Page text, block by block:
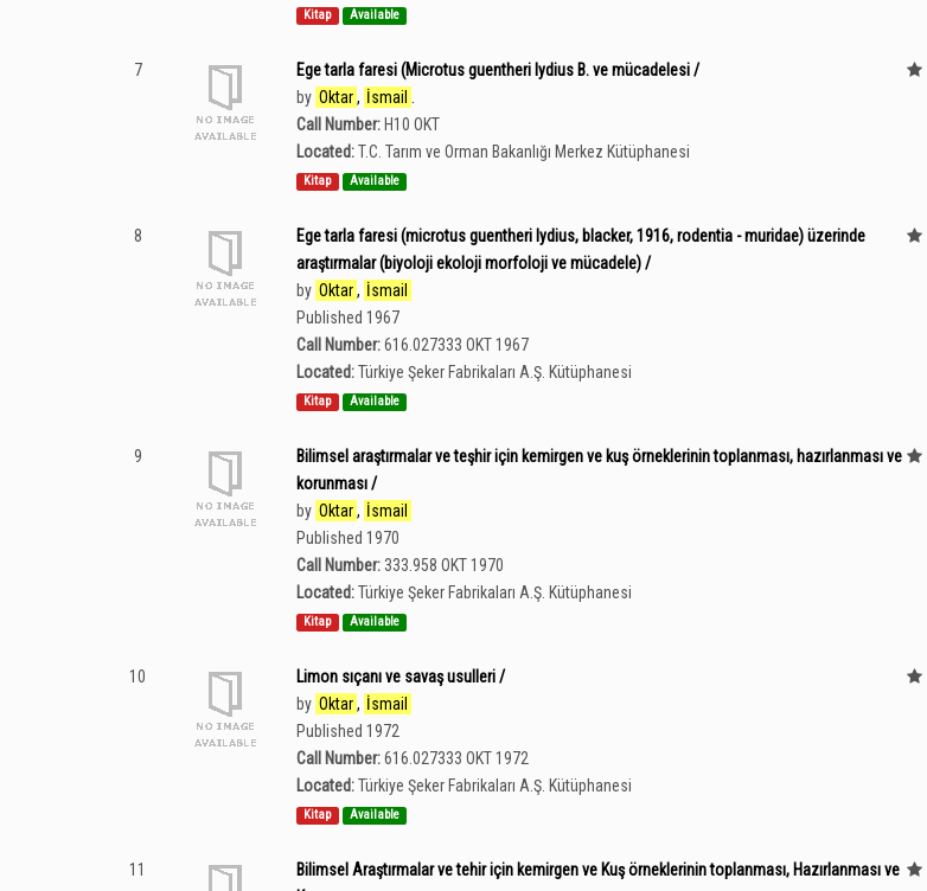
Kitap Available
7
Ege tarla faresi (Microtus guentheri lydius B. ve mücadelesi /
by Oktar , İsmail
Call Number: H10 OKT
Located:T.C. Tarım ve Orman Bakanlığı Merkez Kütüphanesi
Kitap Available
8
Ege tarla faresi (microtus guentheri lydius, blacker, 1916, rodentia - muridae) üzerinde
araştırmalar (biyoloji ekoloji morfoloji ve mücadele) /
by Oktar , İsmail
Published 1967
Call Number:616.027333 OKT 1967
Located:Türkiye Şeker Fabrikaları A.Ş. Kütüphanesi
Kitap Available
9
Bilimsel araştırmalar ve teşhir için kemirgen ve kuş örneklerinin toplanması, hazırlanması ve
korunması /
by Oktar , İsmail
Published 1970
Call Number: 333.958 OKT 1970
Located:Türkiye Şeker Fabrikaları A.Ş. Kütüphanesi
Kitap Available
10
Limon sıçanı ve savaş usulleri /
by Oktar , İsmail
Published 1972
Call Number:616.027333 OKT 1972
Located:Türkiye Şeker Fabrikaları A.Ş. Kütüphanesi
Kitap Available
11
Bilimsel Araştırmalar ve tehir için kemirgen ve Kuş örneklerinin toplanması, Hazırlanması ve